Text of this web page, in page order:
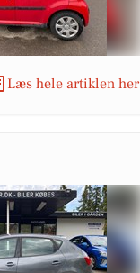
Læs hele artiklen her